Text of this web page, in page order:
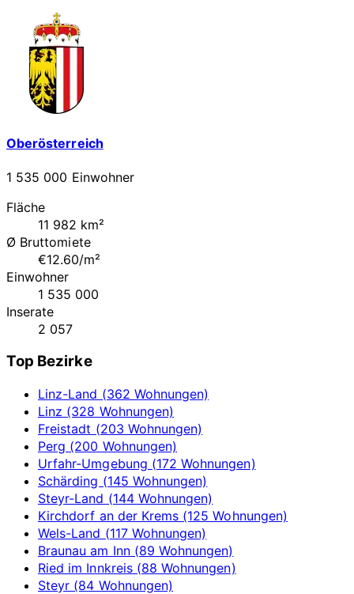
Oberösterreich
1 535 000 Einwohner
Fläche
11 982 km²
Ø Bruttomiete
€12.60/m²
Einwohner
1 535 000
Inserate
2 057
Top Bezirke
Linz-Land (362 Wohnungen)
Linz (328 Wohnungen)
Freistadt (203 Wohnungen)
Perg (200 Wohnungen)
Urfahr-Umgebung (172 Wohnungen)
Schärding (145 Wohnungen)
Steyr-Land (144 Wohnungen)
Kirchdorf an der Krems (125 Wohnungen)
Wels-Land (117 Wohnungen)
Braunau am Inn (89 Wohnungen)
Ried im Innkreis (88 Wohnungen)
Steyr (84 Wohnungen)